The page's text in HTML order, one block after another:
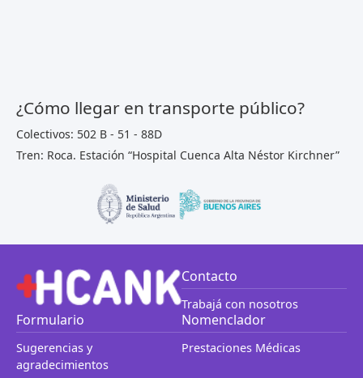
¿Cómo llegar en transporte público?
Colectivos: 502 B - 51 - 88D
Tren: Roca. Estación “Hospital Cuenca Alta Néstor Kirchner”
Contacto
Trabajá con nosotros
Formulario
Sugerencias y
agradecimientos
Nomenclador
Prestaciones Médicas